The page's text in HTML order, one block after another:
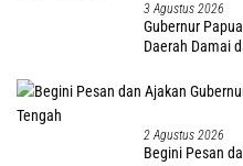
3 Agustus 2026
Gubernur
Daerah Damai
2 Agustus 2026
Begini Pesan